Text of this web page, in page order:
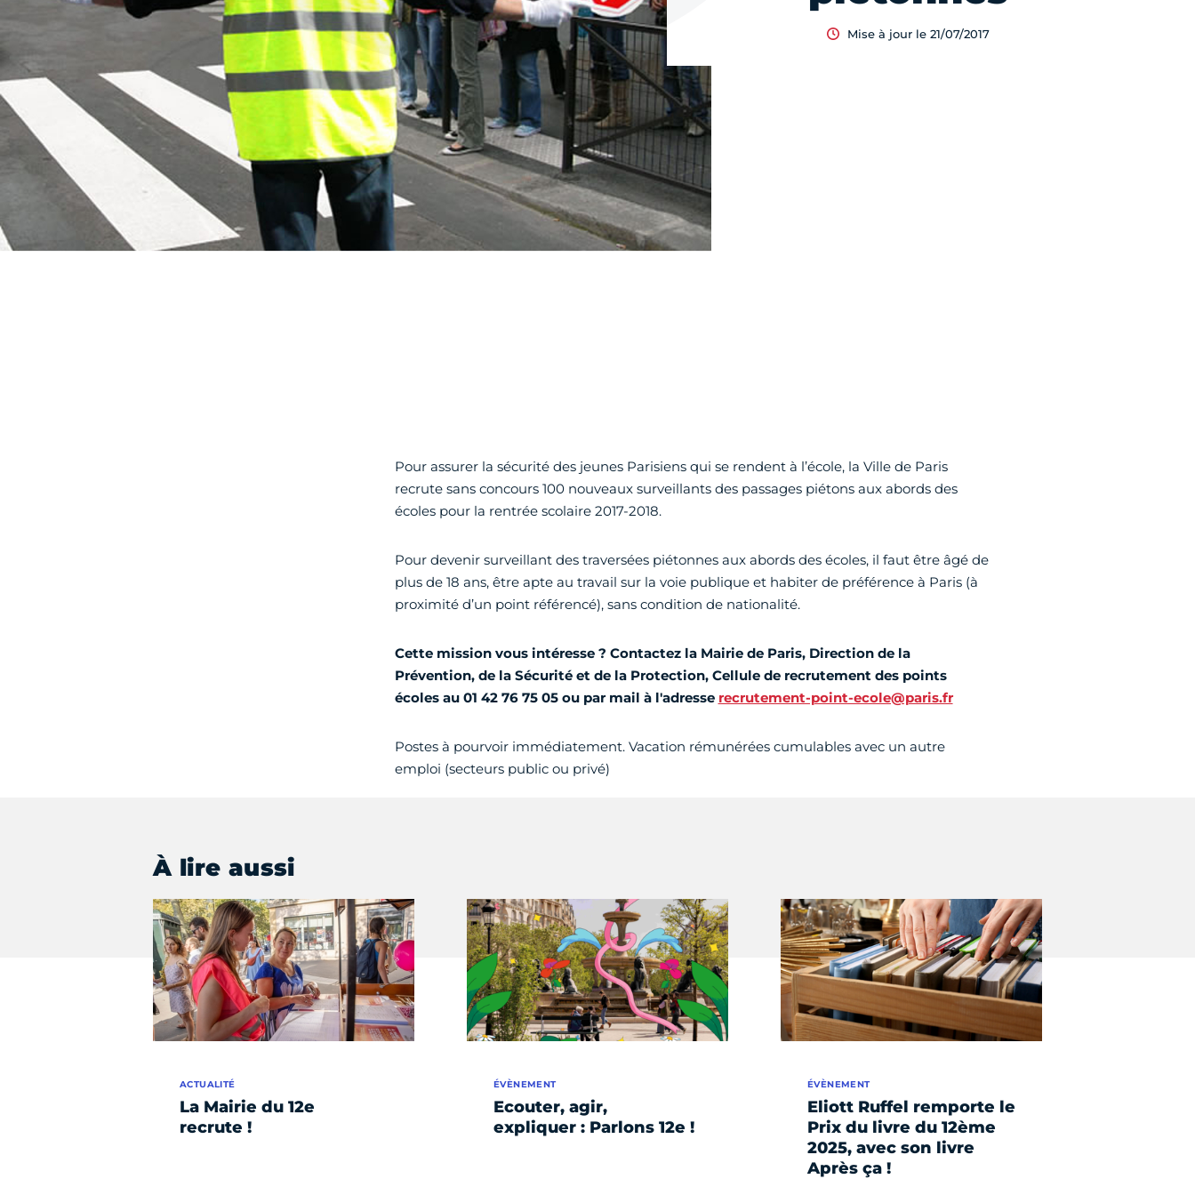
Mise à jour le 21/07/2017
Pour assurer la sécurité des jeunes Parisiens qui se rendent à l’école, la Ville de Paris
recrute sans concours 100 nouveaux surveillants des passages piétons aux abords des
écoles pour la rentrée scolaire 2017-2018.
Pour devenir surveillant des traversées piétonnes aux abords des écoles, il faut être âgé de
plus de 18 ans, être apte au travail sur la voie publique et habiter de préférence à Paris (à
proximité d’un point référencé), sans condition de nationalité.
Cette mission vous intéresse ? Contactez la Mairie de Paris, Direction de la
Prévention, de la Sécurité et de la Protection, Cellule de recrutement des points
écoles au 01 42 76 75 05 ou par mail à l'adresse recrutement-point-ecole@paris.fr
Postes à pourvoir immédiatement. Vacation rémunérées cumulables avec un autre
emploi (secteurs public ou privé)
À lire aussi
La Mairie du 12e
recrute !
ACTUALITÉ
Ecouter, agir,
expliquer : Parlons 12e !
ÉVÈNEMENT
Eliott Ruffel remporte le
Prix du livre du 12ème
2025, avec son livre
Après ça !
ÉVÈNEMENT